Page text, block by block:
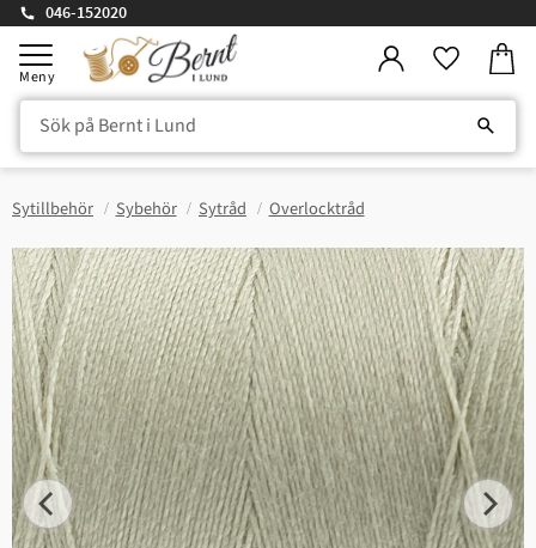
Meny
046-152020
Sytillbehör Sybehör Sytråd Overlocktråd